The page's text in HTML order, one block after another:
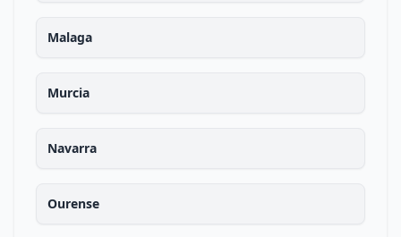
Malaga
Murcia
Navarra
Ourense